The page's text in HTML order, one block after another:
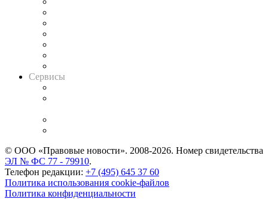
Сервисы
© ООО «Правовые новости». 2008-2026. Номер свидетельства
ЭЛ № ФС 77 - 79910.
Телефон редакции: +7 (495) 645 37 60
Политика использования cookie-файлов
Политика конфиденциальности